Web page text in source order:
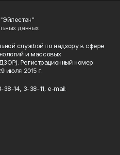
данных
службой по надзору в сфере
и массовых
Регистрационный номер:
июля 2015 г.
14, 3-38-11, e-mail: